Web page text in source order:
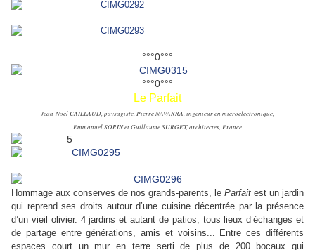
°°°0°°°
°°°0°°°
Le Parfait
Jean-Noël CAILLAUD, paysagiste, Pierre NAVARRA, ingénieur en microélectronique,
Emmanuel SORIN et Guillaume SURGET, architectes, France
Hommage aux conserves de nos grands-parents, le Parfait est un jardin
qui reprend ses droits autour d’une cuisine décentrée par la présence
d’un vieil olivier. 4 jardins et autant de patios, tous lieux d’échanges et
de partage entre générations, amis et voisins... Entre ces différents
espaces court un mur en terre serti de plus de 200 bocaux qui